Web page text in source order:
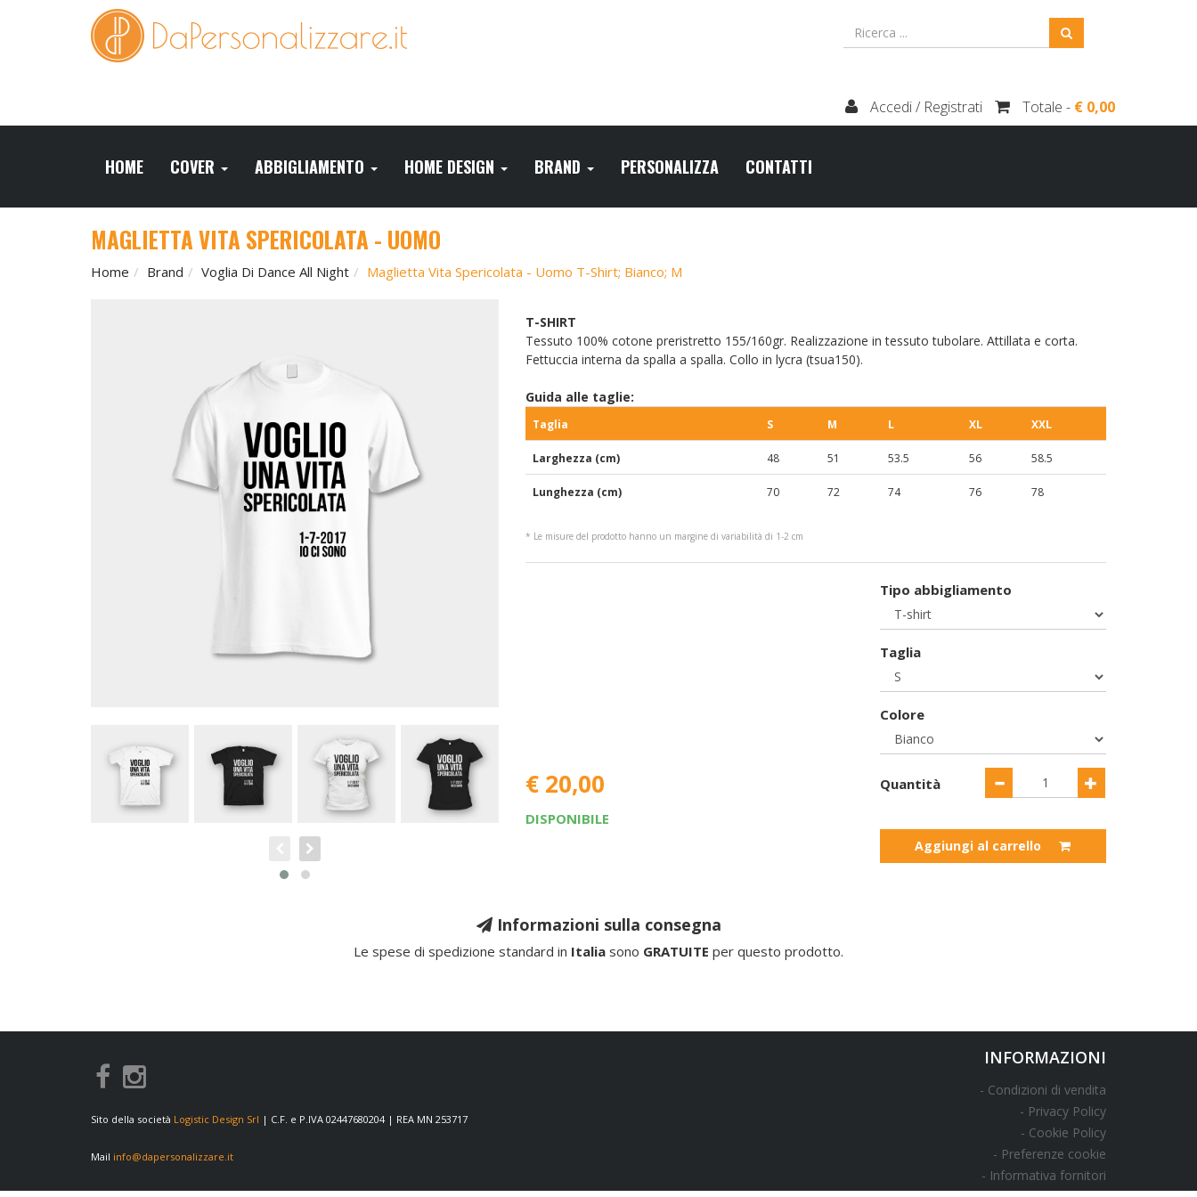
Accedi / Registrati Totale - € 0,00
HOME COVER ABBIGLIAMENTO HOME DESIGN BRAND PERSONALIZZA CONTATTI
MAGLIETTA VITA SPERICOLATA - UOMO
Home Brand Voglia Di Dance All Night Maglietta Vita Spericolata - Uomo T-Shirt; Bianco; M
T-SHIRT
Tessuto 100% cotone preristretto 155/160gr. Realizzazione in tessuto tubolare. Attillata e corta.
Fettuccia interna da spalla a spalla. Collo in lycra (tsua150).
Guida alle taglie:
Taglia S M L XL XXL
Larghezza (cm) 48 51 53.5 56 58.5
Lunghezza (cm) 70 72 74 76 78
* Le misure del prodotto hanno un margine di variabilità di 1-2 cm
Tipo abbigliamento
Taglia
Colore
€ 20,00
DISPONIBILE
Quantità
Aggiungi al carrello
Informazioni sulla consegna
Le spese di spedizione standard in Italia sono GRATUITE per questo prodotto.
Sito della società Logistic Design Srl | C.F. e P.IVA 02447680204 | REA MN 253717
Mail info@dapersonalizzare.it
INFORMAZIONI
Condizioni di vendita
Privacy Policy
Cookie Policy
Preferenze cookie
Informativa fornitori